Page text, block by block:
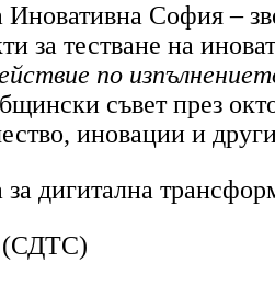
Иновативна София–
за тестване на
по
съвет през
иновации и
за дигитална
(СДТС)